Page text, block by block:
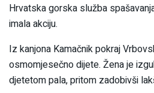
Hrvatska gorska služba
imala akciju.
Iz kanjona Kamačnik pokraj
osmomjesečno dijete. Žena je
djetetom pala, pritom zadobivši